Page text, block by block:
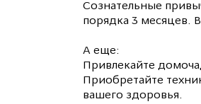
Сознательные
порядка 3 месяцев.
А еще:
Привлекайте
Приобретайте
вашего здоровья.